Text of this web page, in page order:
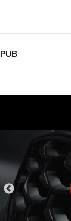
PUB